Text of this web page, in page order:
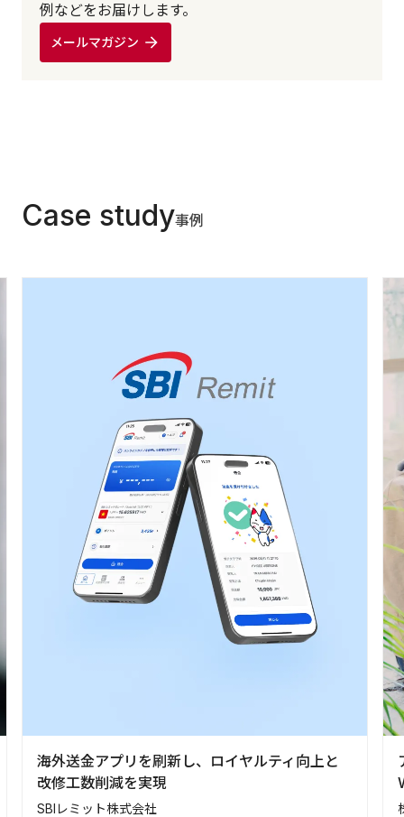
例などをお届けします。
メールマガジン
Case study事例
海外送金アプリを刷新し、ロイヤルティ向上と
改修工数削減を実現
SBIレミット株式会社